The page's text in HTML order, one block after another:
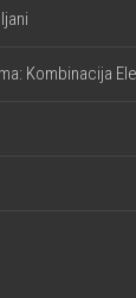
Kombinacija